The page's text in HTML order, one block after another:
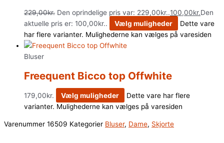
229,00kr. Den oprindelige pris var: 229,00kr..100,00kr.Den
aktuelle pris er: 100,00kr..
Vælg muligheder
Dette vare
har flere varianter. Mulighederne kan vælges på varesiden
Bluser
Freequent Bicco top Offwhite
179,00kr. Vælg muligheder
Dette vare har flere
varianter. Mulighederne kan vælges på varesiden
Varenummer 16509 Kategorier Bluser, Dame, Skjorte